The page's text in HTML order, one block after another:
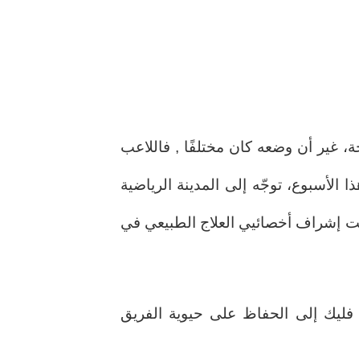
غير أن وضعه كان مختلفًا , فاللاعب
الأسبوع، توجّه إلى المدينة الرياضية
إشراف أخصائيي العلاج الطبيعي في
إلى الحفاظ على حيوية الفريق